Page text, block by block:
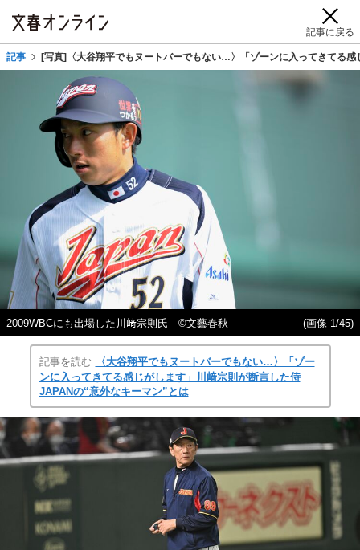
記事に戻る
記事 [写真]〈大谷翔平でもヌートバーでもない…〉「ゾーンに入ってきてる
2009WBCにも出場した川﨑宗則氏 ©文藝春秋 (画像 1/45)
記事を読む
〈大谷翔平でもヌートバーでもない…〉「ゾー
ンに入ってきてる感じがします」川﨑宗則が断言した侍
JAPANの“意外なキーマン”とは